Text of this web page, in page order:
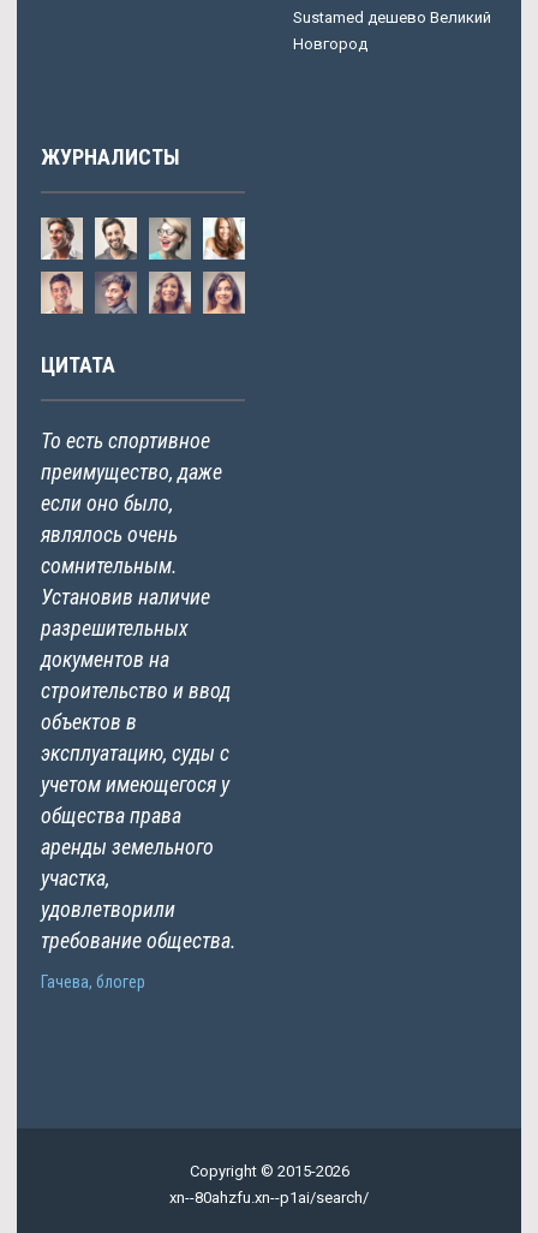
Sustamed дешево Великий
Новгород
ЖУРНАЛИСТЫ
ЦИТАТА
То есть спортивное
преимущество, даже
если оно было,
являлось очень
сомнительным.
Установив наличие
разрешительных
документов на
строительство и ввод
объектов в
эксплуатацию, суды с
учетом имеющегося у
общества права
аренды земельного
участка,
удовлетворили
требование общества.
Гачева, блогер
Copyright © 2015-2026
xn--80ahzfu.xn--p1ai/search/